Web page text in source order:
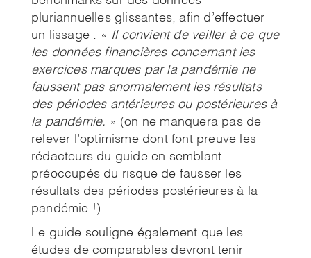
pluriannuelles glissantes, afin d’effectuer
un lissage : « Il convient de veiller à ce que
les données financières concernant les
exercices marques par la pandémie ne
faussent pas anormalement les résultats
des périodes antérieures ou postérieures à
la pandémie. » (on ne manquera pas de
relever l’optimisme dont font preuve les
rédacteurs du guide en semblant
préoccupés du risque de fausser les
résultats des périodes postérieures à la
pandémie !).
Le guide souligne également que les
études de comparables devront tenir